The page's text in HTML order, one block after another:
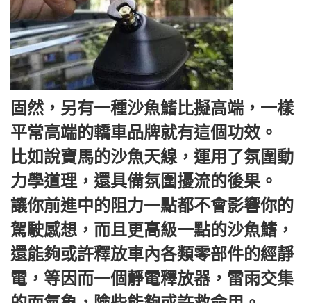
固然，另有一種沙魚鰭比擬高端，一樣
平常高端的轎車品牌就有這個功效。
比如說寶馬的沙魚天線，運用了氛圍動
力學道理，還具備氛圍擾流的後果。
讓你前進中的阻力一點都不會影響你的
駕駛感想，而且更高級一點的沙魚鰭，
還能夠或許釋放車內各類零部件的經靜
電，等因而一個靜電釋放器，雷雨交集